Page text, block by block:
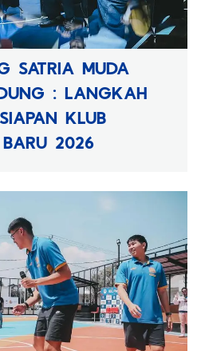
SATRIA MUDA
: LANGKAH
KLUB
BARU 2026